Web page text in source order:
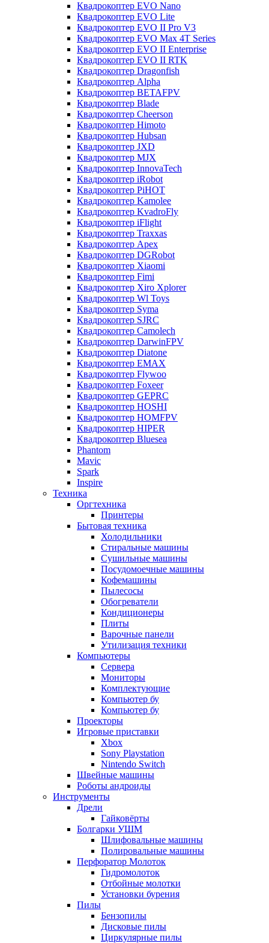
Квадрокоптер EVO Nano
Квадрокоптер EVO Lite
Квадрокоптер EVO II Pro V3
Квадрокоптер EVO Max 4T Series
Квадрокоптер EVO II Enterprise
Квадрокоптер EVO II RTK
Квадрокоптер Dragonfish
Квадрокоптер Alpha
Квадрокоптер BETAFPV
Квадрокоптер Blade
Квадрокоптер Cheerson
Квадрокоптер Himoto
Квадрокоптер Hubsan
Квадрокоптер JXD
Квадрокоптер MJX
Квадрокоптер InnovaTech
Квадрокоптер iRobot
Квадрокоптер PiHOT
Квадрокоптер Kamolee
Квадрокоптер KvadroFly
Квадрокоптер iFlight
Квадрокоптер Traxxas
Квадрокоптер Apex
Квадрокоптер DGRobot
Квадрокоптер Xiaomi
Квадрокоптер Fimi
Квадрокоптер Xiro Xplorer
Квадрокоптер Wl Toys
Квадрокоптер Syma
Квадрокоптер SJRC
Квадрокоптер Camolech
Квадрокоптер DarwinFPV
Квадрокоптер Diatone
Квадрокоптер EMAX
Квадрокоптер Flywoo
Квадрокоптер Foxeer
Квадрокоптер GEPRC
Квадрокоптер HOSHI
Квадрокоптер HOMFPV
Квадрокоптер HIPER
Квадрокоптер Bluesea
Phantom
Mavic
Spark
Inspire
Техника
Оргтехника
Принтеры
Бытовая техника
Холодильники
Стиральные машины
Сушильные машины
Посудомоечные машины
Кофемашины
Пылесосы
Обогреватели
Кондиционеры
Плиты
Варочные панели
Утилизация техники
Компьютеры
Сервера
Мониторы
Комплектующие
Компьютер бу
Компьютер бу
Проекторы
Игровые приставки
Xbox
Sony Playstation
Nintendo Switch
Швейные машины
Роботы андроиды
Инструменты
Дрели
Гайковёрты
Болгарки УШМ
Шлифовальные машины
Полировальные машины
Перфоратор Молоток
Гидромолоток
Отбойные молотки
Установки бурения
Пилы
Бензопилы
Дисковые пилы
Циркулярные пилы